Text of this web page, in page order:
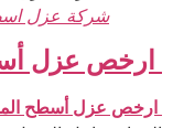
شركة عزل
ارخص عزل
ارخص عزل أسطح